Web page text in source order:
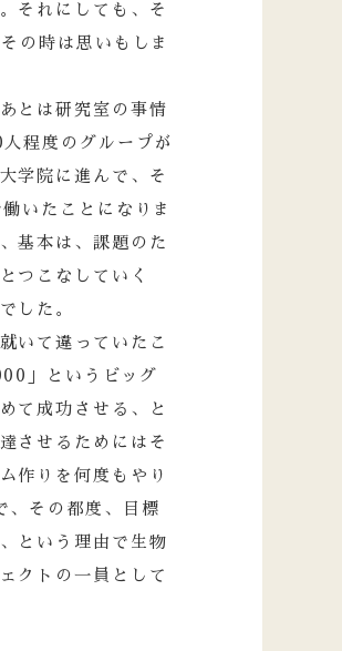
それにしても、そ
の時は思いもしま
とは研究室の事情
程度のグループが
学院に進んで、そ
いたことになりま
基本は、課題のた
つこなしていく
した。
いて違っていたこ
」というビッグ
て成功させる、と
させるためにはそ
作りを何度もやり
、その都度、目標
という理由で生物
クトの一員として